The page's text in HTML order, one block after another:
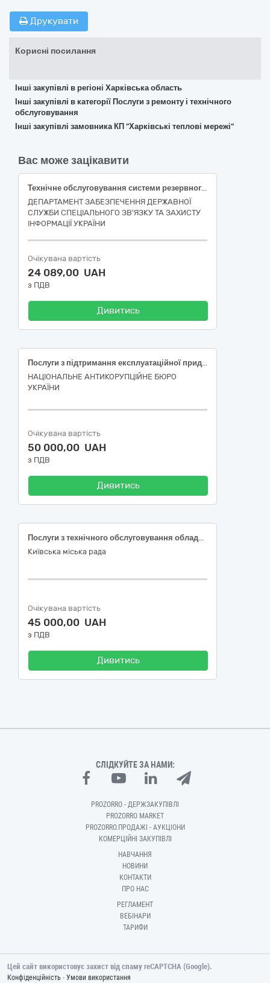
Друкувати
Корисні посилання
Інші закупівлі в регіоні Харківська область
Інші закупівлі в категорії Послуги з ремонту і технічного
обслуговування
Інші закупівлі замовника КП "Харківські теплові мережі"
Вас може зацікавити
Технічне обслуговування системи резервного живлення
ДЕПАРТАМЕНТ ЗАБЕЗПЕЧЕННЯ ДЕРЖАВНОЇ
СЛУЖБИ СПЕЦІАЛЬНОГО ЗВ'ЯЗКУ ТА ЗАХИСТУ
ІНФОРМАЦІЇ УКРАЇНИ
Очікувана вартість
24 089,00 UAH
з ПДВ
Дивитись
Послуги з підтримання експлуатаційної придатності обладнання гарантованого безперебійного електроживлення (Одеське територіальне управління Національного антикорупційного бюро України) (код 50530000-9 національного класифікатора України ДК 021:2015 «Єдиний закупівельний словник»).
НАЦІОНАЛЬНЕ АНТИКОРУПЦІЙНЕ БЮРО
УКРАЇНИ
Очікувана вартість
50 000,00 UAH
з ПДВ
Дивитись
Послуги з технічного обслуговування обладнання системи СКУД - рентгено-телевізійного інтроскопу Hi-Scan 6040C та арочних металодетекторів
Київська міська рада
Очікувана вартість
45 000,00 UAH
з ПДВ
Дивитись
СЛІДКУЙТЕ ЗА НАМИ:
PROZORRO - ДЕРЖЗАКУПІВЛІ
PROZORRO MARKET
PROZORRO.ПРОДАЖІ - АУКЦІОНИ
КОМЕРЦІЙНІ ЗАКУПІВЛІ
НАВЧАННЯ
НОВИНИ
КОНТАКТИ
ПРО НАС
РЕГЛАМЕНТ
ВЕБІНАРИ
ТАРИФИ
Цей сайт використовує захист від спаму reCAPTCHA (Google).
Конфіденційність - Умови використання